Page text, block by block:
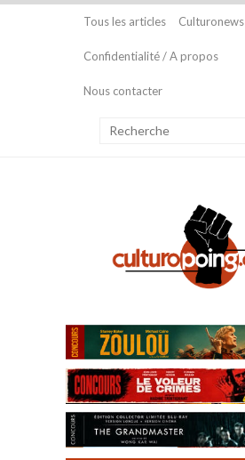
Tous les articles Culturonews
Confidentialité / A propos
Nous contacter